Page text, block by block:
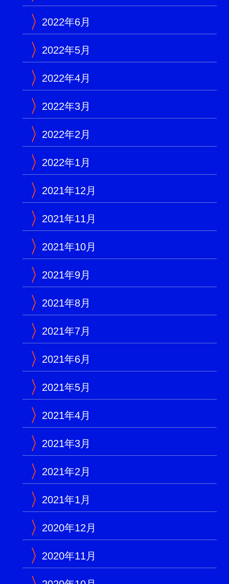
2022年6月
2022年5月
2022年4月
2022年3月
2022年2月
2022年1月
2021年12月
2021年11月
2021年10月
2021年9月
2021年8月
2021年7月
2021年6月
2021年5月
2021年4月
2021年3月
2021年2月
2021年1月
2020年12月
2020年11月